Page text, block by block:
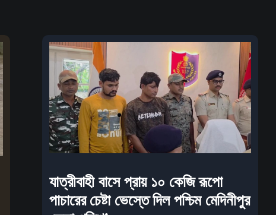
যাত্রীবাহী বাসে প্রায় ১০ কেজি রূপো
পাচারের চেষ্টা ভেস্তে দিল পশ্চিম মেদিনীপুর